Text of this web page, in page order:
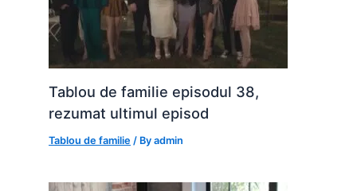
Tablou de familie episodul 38,
rezumat ultimul episod
Tablou de familie / Byadmin